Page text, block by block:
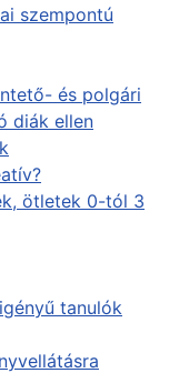
szempontú
és polgári
diák ellen
ötletek 0-tól 3
tanulók